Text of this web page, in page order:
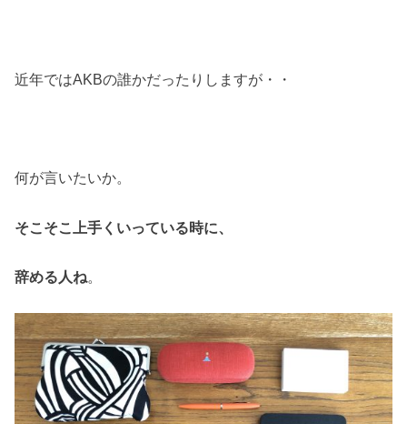
近年ではAKBの誰かだったりしますが・・
何が言いたいか。
そこそこ上手くいっている時に、
辞める人ね。